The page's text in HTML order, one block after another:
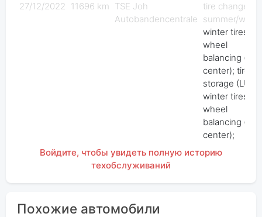
27/12/2022 11696 km TSE Joh
Autobandencentrale
tire change
summer/
winter tires;
wheel
balancing (tire
center); tire
storage (LUX);
winter tires;
wheel
balancing (tire
center);
Войдите, чтобы увидеть полную историю
техобслуживаний
Похожие автомобили